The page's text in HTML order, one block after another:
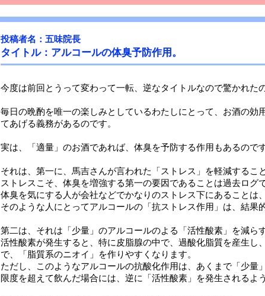
投稿者名：五味院長
タイトル：アルコールの体臭予防作用。
今度は前回とうって変わって一転、逆なタイトルなので驚かれた
毎日の晩酌を唯一の楽しみとしているわたしにとって、お酒の効
てあげる義務があるのです。
実は、「適量」のお酒であれば、体臭を予防する作用もあるのです
それは、第一に、馬吉さんが言われた「ストレス」を軽減するこ
ストレスこそ、体臭を増強する第一の要因であることは過去ログ
体臭を気にする人が会社などでかなりのストレス下にあることは
そのような人にとってアルコールの「抗ストレス作用」は、結果
第二は、それは「少量」のアルコールのよる「活性酸素」を減ら
活性酸素が発生すると、特に皮脂腺の中で、過酸化脂質を産生し
で、「脂質系のニオイ」を作りやすくなります。
ただし、このようなアルコールの抗酸化作用は、あくまで「少量
限度を超えて飲んだ場合には、逆に「活性酸素」を発生されるよ